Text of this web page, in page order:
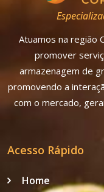
Atuamos na região
promover
armazenagem de
promovendo a
com o mercado,
Acesso Rápido
Home